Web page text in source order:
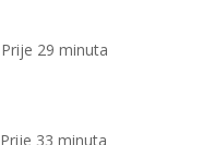
Prije 29 minuta
Prije 33 minuta